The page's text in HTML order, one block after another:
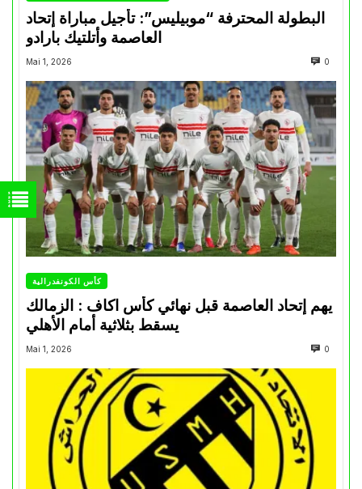
البطولة المحترفة “موبيليس”: تأجيل مباراة إتحاد
العاصمة وأتلتيك بارادو
Mai 1, 2026 0
كأس الكونفدرالية
يهم إتحاد العاصمة قبل نهائي كأس اكاف : الزمالك
Mai 1, 2026 0